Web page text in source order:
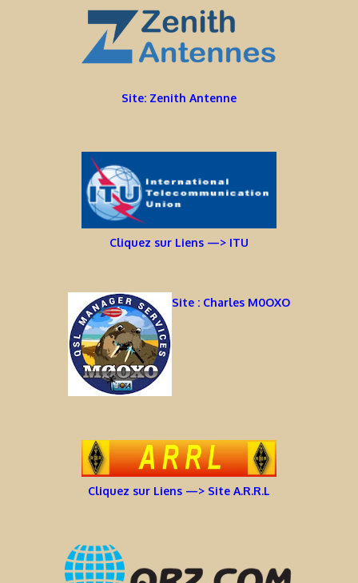
Site: Zenith Antenne
Cliquez sur Liens —> ITU
Site : Charles M0OXO
Cliquez sur Liens —> Site A.R.R.L